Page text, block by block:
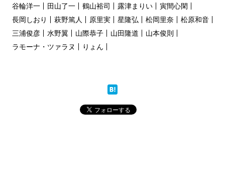
谷輪洋一
田山了一 鶴山裕司 露津まりい
寅間心閑
長岡しおり
萩野篤人 原里実 星隆弘 松岡里奈
松原和音
三浦俊彦
水野翼 山際恭子 山田隆道
山本俊則
ラモーナ・ツァラヌ
りょん